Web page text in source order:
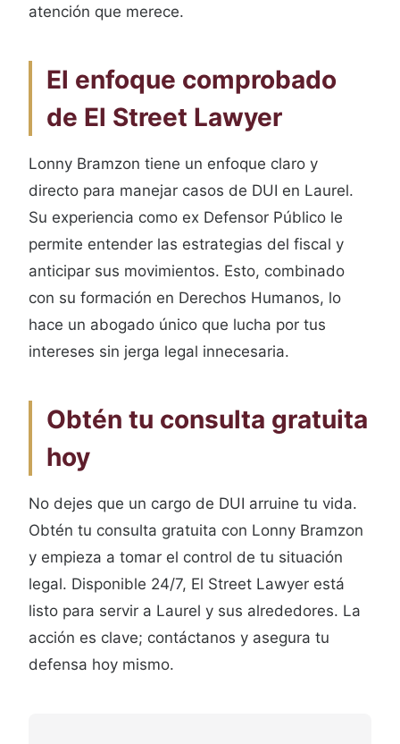
atención que merece.
El enfoque comprobado
de El Street Lawyer
Lonny Bramzon tiene un enfoque claro y
directo para manejar casos de DUI en Laurel.
Su experiencia como ex Defensor Público le
permite entender las estrategias del fiscal y
anticipar sus movimientos. Esto, combinado
con su formación en Derechos Humanos, lo
hace un abogado único que lucha por tus
intereses sin jerga legal innecesaria.
Obtén tu consulta gratuita
hoy
No dejes que un cargo de DUI arruine tu vida.
Obtén tu consulta gratuita con Lonny Bramzon
y empieza a tomar el control de tu situación
legal. Disponible 24/7, El Street Lawyer está
listo para servir a Laurel y sus alrededores. La
acción es clave; contáctanos y asegura tu
defensa hoy mismo.